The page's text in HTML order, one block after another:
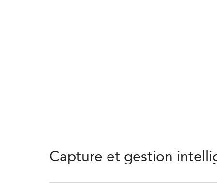
Capture et gestion